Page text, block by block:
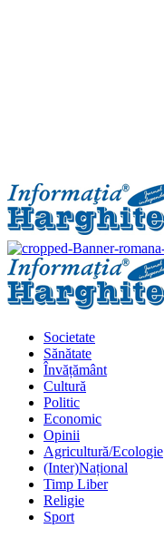
Primary
Menu
Societate
Sănătate
Învățământ
Cultură
Politic
Economic
Opinii
Agricultură/Ecologie
(Inter)Național
Timp Liber
Religie
Sport